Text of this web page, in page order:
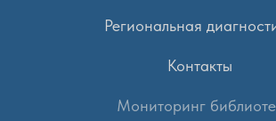
Региональная
Контакты
Мониторинг